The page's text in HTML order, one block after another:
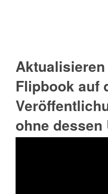
Flipbook auf
ohne dessen